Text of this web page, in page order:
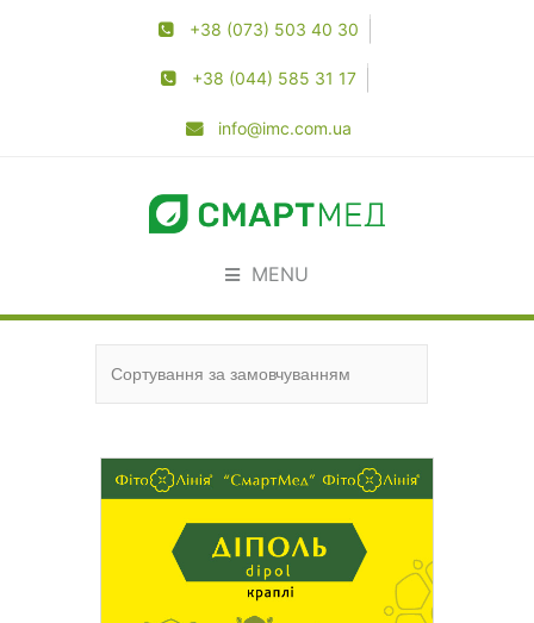
+38 (073) 503 40 30
+38 (044) 585 31 17
info@imc.com.ua
MENU